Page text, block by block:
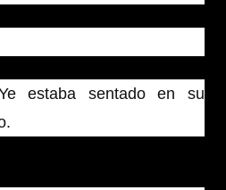
estaba sentado en su